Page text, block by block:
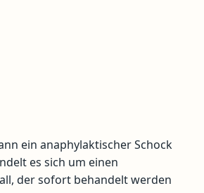
ein anaphylaktischer Schock
es sich um einen
der sofort behandelt werden